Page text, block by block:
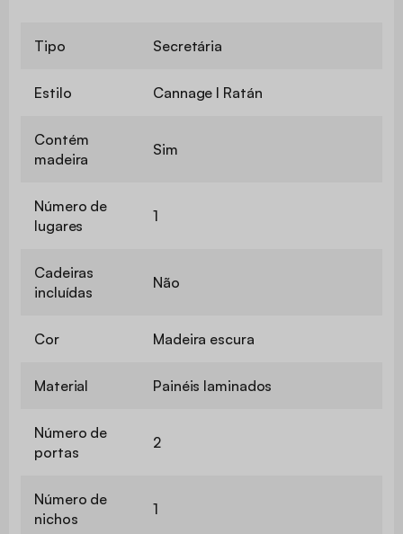
Tipo Secretária
Estilo Cannage l Ratán
Contém
madeira
Sim
Número de
lugares
1
Cadeiras
incluídas
Não
Cor Madeira escura
Material Painéis laminados
Número de
portas
2
Número de
nichos
1